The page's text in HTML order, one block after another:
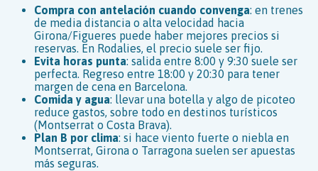
Compra con antelación cuando convenga: en trenes
de media distancia o alta velocidad hacia
Girona/Figueres puede haber mejores precios si
reservas. En Rodalies, el precio suele ser fijo.
Evita horas punta: salida entre 8:00 y 9:30 suele ser
perfecta. Regreso entre 18:00 y 20:30 para tener
margen de cena en Barcelona.
Comida y agua: llevar una botella y algo de picoteo
reduce gastos, sobre todo en destinos turísticos
(Montserrat o Costa Brava).
Plan B por clima: si hace viento fuerte o niebla en
Montserrat, Girona o Tarragona suelen ser apuestas
más seguras.